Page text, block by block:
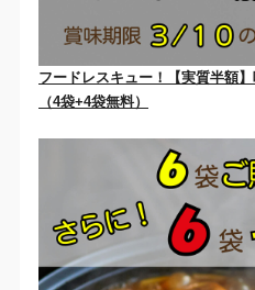
フードレスキュー！【実質半額
（4袋+4袋無料）